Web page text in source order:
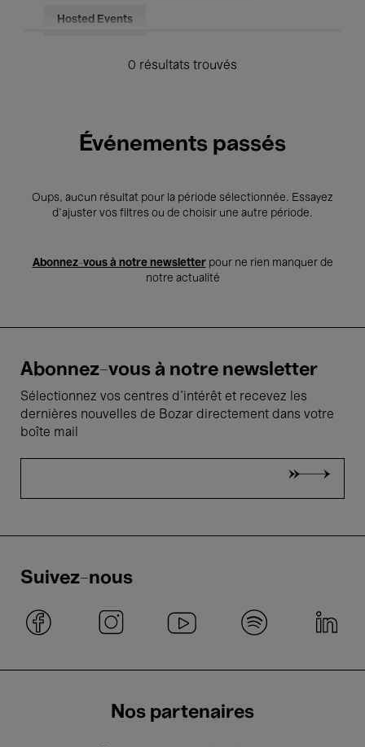
Hosted Events
0 résultats trouvés
Événements passés
Oups, aucun résultat pour la période sélectionnée. Essayez
d’ajuster vos filtres ou de choisir une autre période.
Abonnez-vous à notre newsletterpour ne rien manquer de
notre actualité
Abonnez-vous à notre newsletter
Sélectionnez vos centres d'intérêt et recevez les
dernières nouvelles de Bozar directement dans votre
boîte mail
Suivez-nous
Nos partenaires